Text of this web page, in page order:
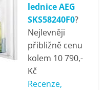
lednice AEG
SKS58240F0?
Nejlevněji
přibližně cenu
kolem 10 790,-
Kč
Recenze,